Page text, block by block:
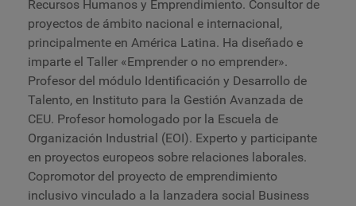
Recursos Humanos y Emprendimiento. Consultor de
proyectos de ámbito nacional e internacional,
principalmente en América Latina. Ha diseñado e
imparte el Taller «Emprender o no emprender».
Profesor del módulo Identificación y Desarrollo de
Talento, en Instituto para la Gestión Avanzada de
CEU. Profesor homologado por la Escuela de
Organización Industrial (EOI). Experto y participante
en proyectos europeos sobre relaciones laborales.
Copromotor del proyecto de emprendimiento
inclusivo vinculado a la lanzadera social Business